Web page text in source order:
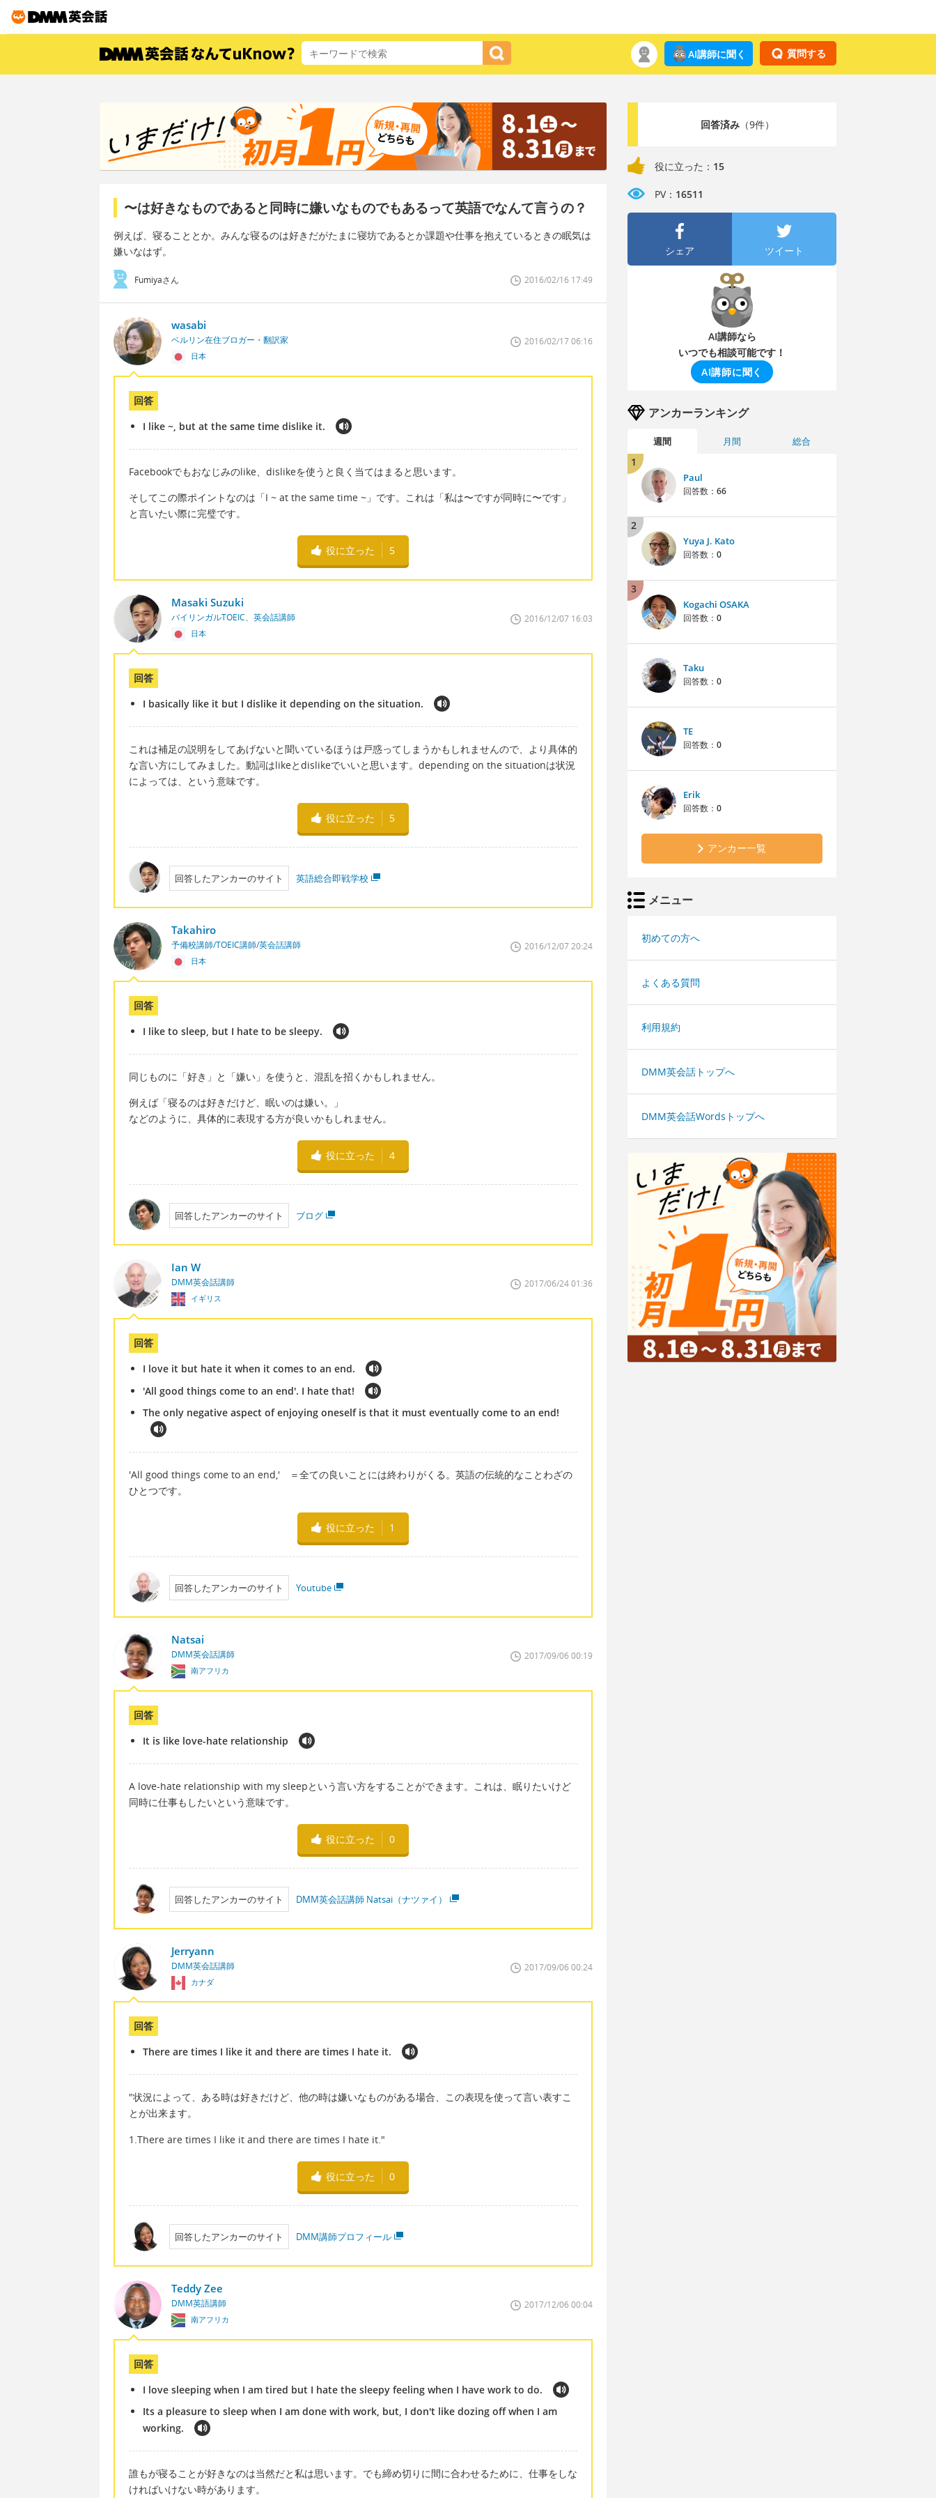
質問する
AI講師に聞く
〜は好きなものであると同時に嫌いなものでもあるって英語でなんて言うの？
例えば、寝ることとか。みんな寝るのは好きだがたまに寝坊であるとか課題や仕事を抱えているときの眠気は
嫌いなはず。
Fumiyaさん 2016/02/16 17:49
wasabi
ベルリン在住ブロガー・翻訳家
日本
2016/02/17 06:16
回答
I like ~, but at the same time dislike it.
Facebookでもおなじみのlike、dislikeを使うと良く当てはまると思います。
そしてこの際ポイントなのは「I ~ at the same time ~」です。これは「私は〜ですが同時に〜です」
と言いたい際に完璧です。
役に立った 5
Masaki Suzuki
バイリンガルTOEIC、英会話講師
日本
2016/12/07 16:03
回答
I basically like it but I dislike it depending on the situation.
これは補足の説明をしてあげないと聞いているほうは戸惑ってしまうかもしれませんので、より具体的
な言い方にしてみました。動詞はlikeとdislikeでいいと思います。depending on the situationは状況
によっては、という意味です。
役に立った 5
回答したアンカーのサイト 英語総合即戦学校
Takahiro
予備校講師/TOEIC講師/英会話講師
日本
2016/12/07 20:24
回答
I like to sleep, but I hate to be sleepy.
同じものに「好き」と「嫌い」を使うと、混乱を招くかもしれません。
例えば「寝るのは好きだけど、眠いのは嫌い。」
などのように、具体的に表現する方が良いかもしれません。
役に立った 4
回答したアンカーのサイト ブログ
Ian W
DMM英会話講師
イギリス
2017/06/24 01:36
回答
I love it but hate it when it comes to an end.
'All good things come to an end'. I hate that!
The only negative aspect of enjoying oneself is that it must eventually come to an end!
'All good things come to an end,' ＝全ての良いことには終わりがくる。英語の伝統的なことわざの
ひとつです。
役に立った 1
回答したアンカーのサイト Youtube
Natsai
DMM英会話講師
南アフリカ
2017/09/06 00:19
回答
It is like love-hate relationship
A love-hate relationship with my sleepという言い方をすることができます。これは、眠りたいけど
同時に仕事もしたいという意味です。
役に立った 0
回答したアンカーのサイト DMM英会話講師 Natsai（ナツァイ）
Jerryann
DMM英会話講師
カナダ
2017/09/06 00:24
回答
There are times I like it and there are times I hate it.
"状況によって、ある時は好きだけど、他の時は嫌いなものがある場合、この表現を使って言い表すこ
とが出来ます。
1.There are times I like it and there are times I hate it."
役に立った 0
回答したアンカーのサイト DMM講師プロフィール
Teddy Zee
DMM英語講師
南アフリカ
2017/12/06 00:04
回答
I love sleeping when I am tired but I hate the sleepy feeling when I have work to do.
Its a pleasure to sleep when I am done with work, but, I don't like dozing off when I am
working.
誰もが寝ることが好きなのは当然だと私は思います。でも締め切りに間に合わせるために、仕事をしな
ければいけない時があります。
回答済み（9件）
役に立った： 15
PV： 16511
シェア ツイート
AI講師なら
いつでも相談可能です！
AI講師に聞く
アンカーランキング
週間 月間 総合
1
Paul
回答数： 66
2
Yuya J. Kato
回答数： 0
3
Kogachi OSAKA
回答数： 0
Taku
回答数： 0
TE
回答数： 0
Erik
回答数： 0
アンカー一覧
メニュー
初めての方へ
よくある質問
利用規約
DMM英会話トップへ
DMM英会話Wordsトップへ